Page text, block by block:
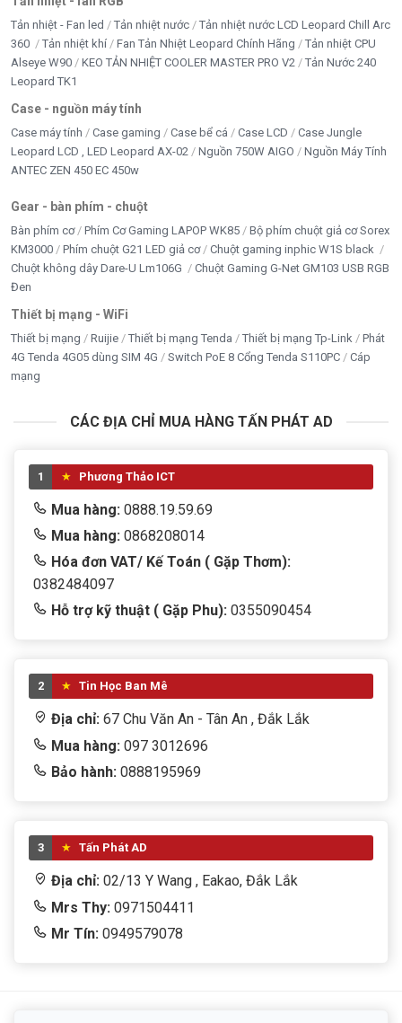
Tản nhiệt - Fan led Tản nhiệt nước
Tản nhiệt nước LCD Leopard Chill Arc
360
Tản nhiệt khí Fan Tản Nhiệt Leopard Chính Hãng
Tản nhiệt CPU
Alseye W90
KEO TẢN NHIỆT COOLER MASTER PRO V2
Tản Nước 240
Leopard TK1
Case - nguồn máy tính
Case máy tính Case gaming Case bể cá Case LCD
Case Jungle
Leopard LCD , LED Leopard AX-02
Nguồn 750W AIGO
Nguồn Máy Tính
ANTEC ZEN 450 EC 450w
Gear - bàn phím - chuột
Bàn phím cơ Phím Cơ Gaming LAPOP WK85
Bộ phím chuột giả cơ Sorex
KM3000
Phím chuột G21 LED giả cơ
Chuột gaming inphic W1S black
Chuột không dây Dare-U Lm106G
Chuột Gaming G-Net GM103 USB RGB
Đen
Thiết bị mạng - WiFi
Thiết bị mạng Ruijie Thiết bị mạng Tenda Thiết bị mạng Tp-Link
Phát
4G Tenda 4G05 dùng SIM 4G
Switch PoE 8 Cổng Tenda S110PC
Cáp
mạng
CÁC ĐỊA CHỈ MUA HÀNG TẤN PHÁT AD
1 Phương Thảo ICT
Mua hàng: 0888.19.59.69
Mua hàng: 0868208014
Hóa đơn VAT/ Kế Toán ( Gặp Thơm):
0382484097
Hỗ trợ kỹ thuật ( Gặp Phu): 0355090454
2 Tin Học Ban Mê
Địa chỉ: 67 Chu Văn An - Tân An , Đắk Lắk
Mua hàng: 097 3012696
Bảo hành: 0888195969
3 Tấn Phát AD
Địa chỉ: 02/13 Y Wang , Eakao, Đắk Lắk
Mrs Thy: 0971504411
Mr Tín: 0949579078